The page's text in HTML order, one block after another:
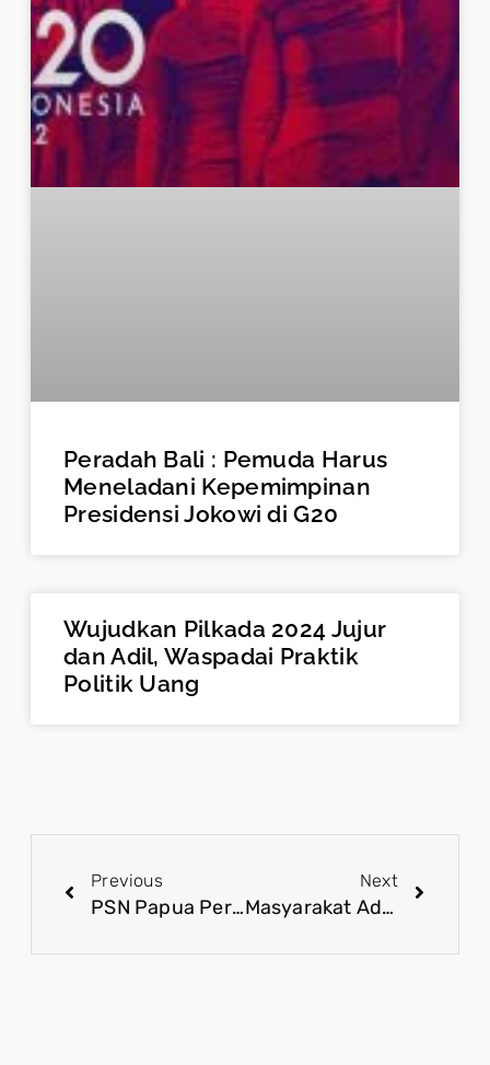
Peradah Bali : Pemuda Harus
Meneladani Kepemimpinan
Presidensi Jokowi di G20
Wujudkan Pilkada 2024 Jujur
dan Adil, Waspadai Praktik
Politik Uang
Previous
PSN Papua Perkuat Peran Masyarakat Adat dalam Pembangunan Ekonomi
Next
Masyarakat Adat Menjadi Kekuatan Utama dalam Kesuksesan PSN Papua